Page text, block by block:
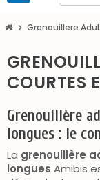
chevron_right Grenouillere
COURTES
Grenouillère
longues : le
La grenouillère
longues Amibis